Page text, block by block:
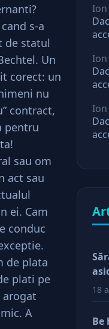
s-a
de statul
Un
corect: un
nu
contract,
pentru
sau om
act sau
ei. Cam
conduc
de plata
plati pe
arogat
A
18
Be